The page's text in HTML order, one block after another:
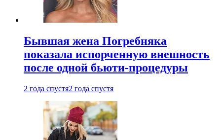
Бывшая жена Погребняка
показала испорченную внешность
после одной бьюти-процедуры
2 года спустя2 года спустя